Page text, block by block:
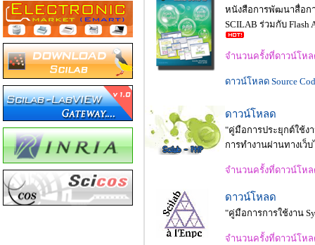
หนังสือการพัฒนาสื่อก
SCILAB ร่วมกับ Flash
จำนวนครั้งที่ดาวน์โห
ดาวน์โหลด Source
ดาวน์โหลด
"คู่มือการประยุกต์ใช้ง
การทำงานผ่านทางเว็
จำนวนครั้งที่ดาวน์โห
ดาวน์โหลด
"คู่มือการการใช้งาน
จำนวนครั้งที่ดาวน์โห